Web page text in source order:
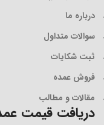
درباره ما
سوالات متداول
ثبت شکایات
فروش عمده
مقالات و مطالب
دریافت قیمت